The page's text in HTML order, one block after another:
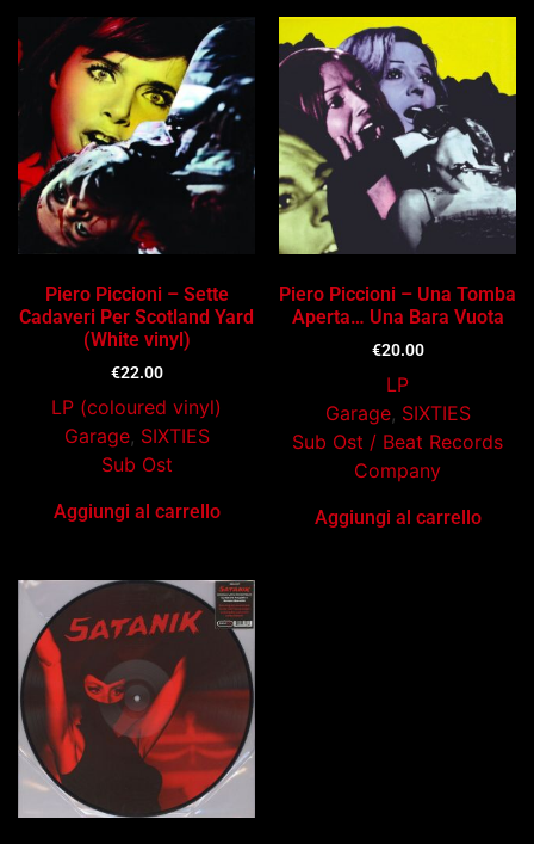
Piero Piccioni – Sette
Cadaveri Per Scotland Yard
(White vinyl)
€22.00
LP (coloured vinyl)
Garage, SIXTIES
Sub Ost
Aggiungi al carrello
Piero Piccioni – Una Tomba
Aperta… Una Bara Vuota
€20.00
LP
Garage, SIXTIES
Sub Ost / Beat Records
Company
Aggiungi al carrello